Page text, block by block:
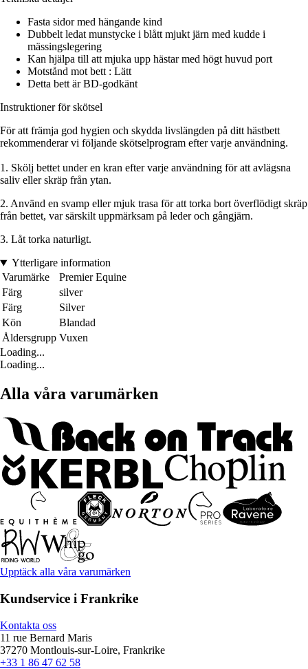
Fasta sidor med hängande kind
Dubbelt ledat munstycke i blått mjukt järn med kudde i
mässingslegering
Kan hjälpa till att mjuka upp hästar med högt huvud port
Motstånd mot bett : Lätt
Detta bett är BD-godkänt
Instruktioner för skötsel
För att främja god hygien och skydda livslängden på ditt hästbett
rekommenderar vi följande skötselprogram efter varje användning.
1. Skölj bettet under en kran efter varje användning för att avlägsna
saliv eller skräp från ytan.
2. Använd en svamp eller mjuk trasa för att torka bort överflödigt skräp
från bettet, var särskilt uppmärksam på leder och gångjärn.
3. Låt torka naturligt.
Ytterligare information
Varumärke
Premier Equine
Färg
silver
Färg
Silver
Kön
Blandad
Åldersgrupp Vuxen
Loading...
Loading...
Alla våra varumärken
Upptäck alla våra varumärken
Kundservice i Frankrike
Kontakta oss
11 rue Bernard Maris
37270 Montlouis-sur-Loire, Frankrike
+33 1 86 47 62 58